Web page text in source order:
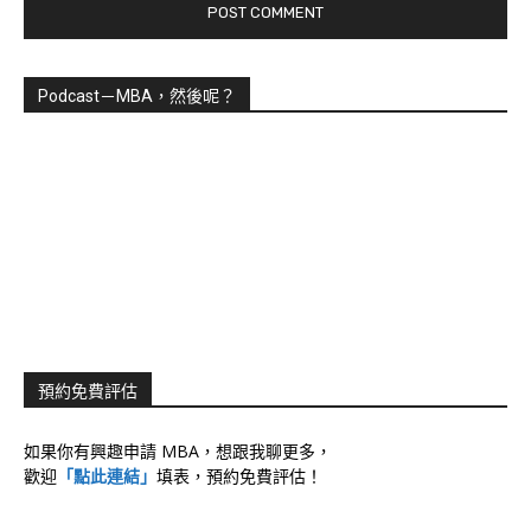
Podcast－MBA，然後呢？
預約免費評估
如果你有興趣申請 MBA，想跟我聊更多，
歡迎 「點此連結」 填表，預約免費評估！